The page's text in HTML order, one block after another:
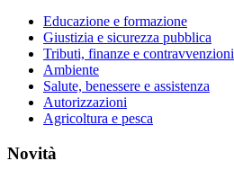
Educazione e formazione
Giustizia e sicurezza pubblica
Tributi, finanze e contravvenzioni
Ambiente
Salute, benessere e assistenza
Autorizzazioni
Agricoltura e pesca
Novità